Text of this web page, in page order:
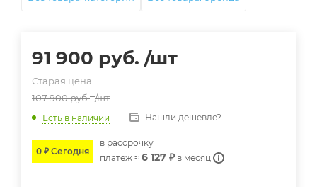
91 900 руб. /шт
Старая цена
107 900руб. /шт
Есть в наличии Нашли дешевле?
0 ₽ Сегодня
в расcрочку
платеж ≈ 6 127 ₽ в месяц